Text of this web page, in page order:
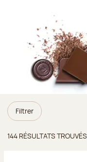
Filtrer
144 RÉSULTATS TROUVÉS